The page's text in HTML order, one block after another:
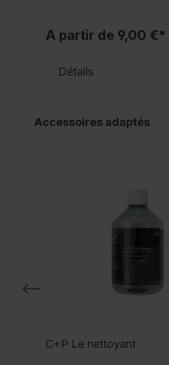
A partir de 9,00 €*
Détails
Accessoires adaptés
C+P Le nettoyant